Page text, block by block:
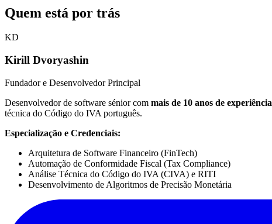
Quem está por trás
KD
Kirill Dvoryashin
Fundador e Desenvolvedor Principal
Desenvolvedor de software sénior com mais de 10 anos de experiência
técnica do Código do IVA português.
Especialização e Credenciais:
Arquitetura de Software Financeiro (FinTech)
Automação de Conformidade Fiscal (Tax Compliance)
Análise Técnica do Código do IVA (CIVA) e RITI
Desenvolvimento de Algoritmos de Precisão Monetária